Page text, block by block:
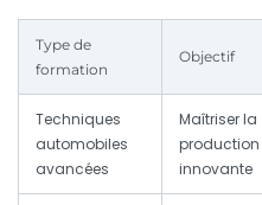
Type de
formation
Objectif
Techniques
automobiles
avancées
Maîtriser la
production
innovante